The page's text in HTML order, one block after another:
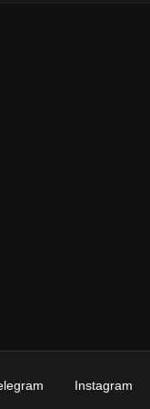
Instagram